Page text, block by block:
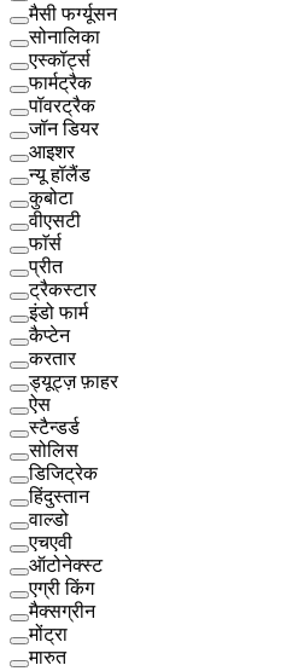
मैसी फर्ग्यूसन
सोनालिका
एस्कॉर्ट्स
फार्मट्रैक
पॉवरट्रैक
जॉन डियर
आइशर
न्यू हॉलैंड
कुबोटा
वीएसटी
फाॅर्स
प्रीत
ट्रैकस्टार
इंडो फार्म
कैप्टेन
करतार
ड्यूट्ज़ फ़ाहर
ऐस
स्टैन्डर्ड
सोलिस
डिजिट्रेक
हिंदुस्तान
वाल्डो
एचएवी
ऑटोनेक्स्ट
एग्री किंग
मैक्सग्रीन
मोंट्रा
मारुत